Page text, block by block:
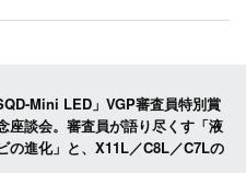
Mini LED」VGP審査員特別賞
座談会。審査員が語り尽くす「液
の進化」と、X11L／C8L／C7Lの